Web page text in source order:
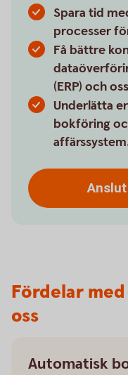
Spara tid
processer
Få bättre
(ERP) och
Underlätta
bokföring
Fördelar
oss
Automatisk